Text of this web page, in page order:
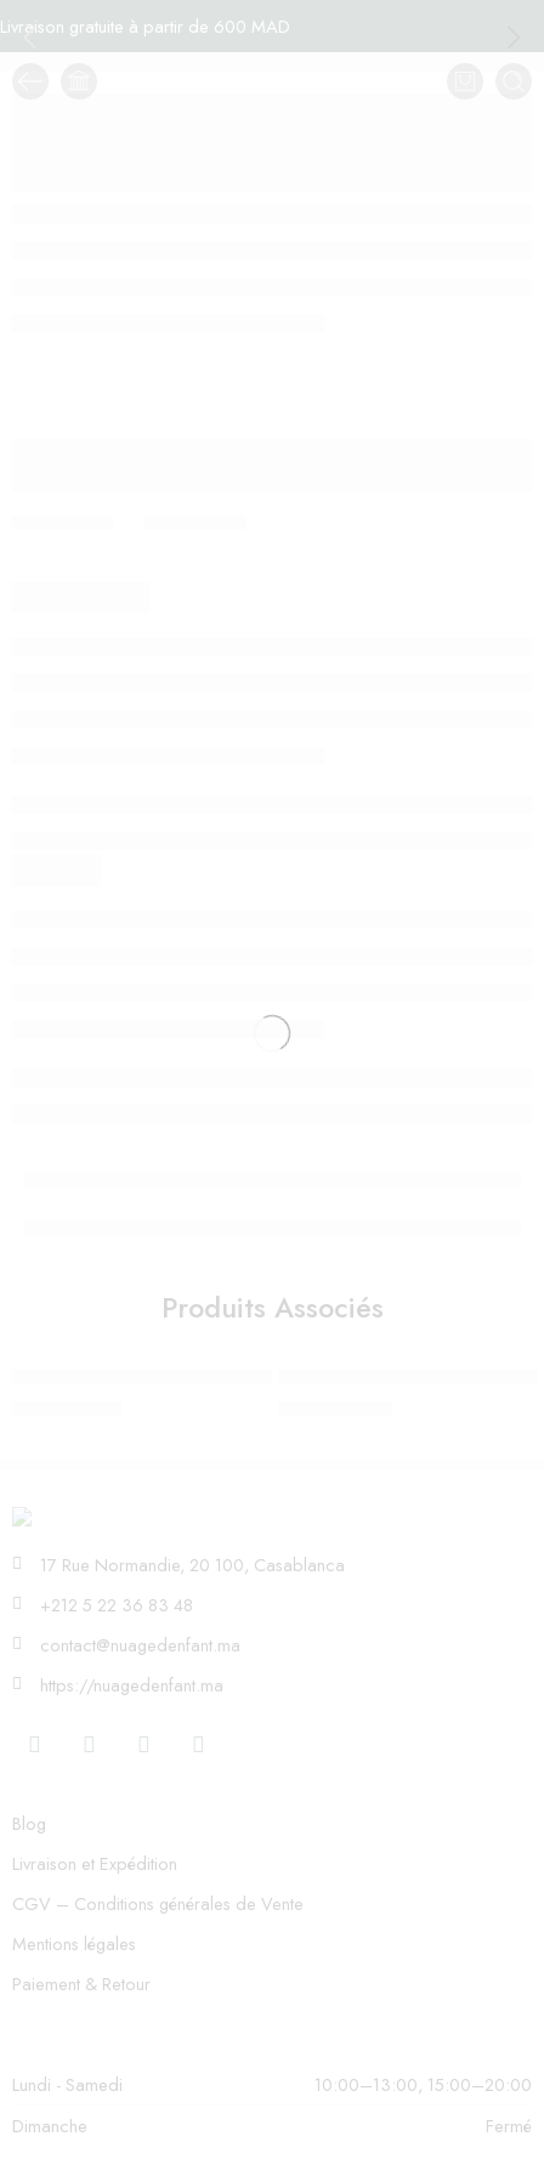
Livraison gratuite à partir de 600 MAD
Produits Associés
17 Rue Normandie, 20 100, Casablanca
+212 5 22 36 83 48
contact@nuagedenfant.ma
https://nuagedenfant.ma
Blog
Livraison et Expédition
CGV – Conditions générales de Vente
Mentions légales
Paiement & Retour
Lundi - Samedi
10:00–13:00, 15:00–20:00
Dimanche
Fermé